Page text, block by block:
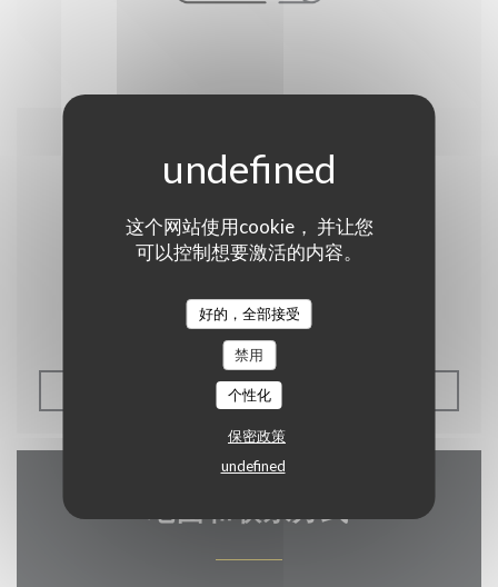
这个网站使用cookie， 并让您
可以控制想要激活的内容。
好的，全部接受
禁用
个性化
保密政策
undefined
2014/04/04
Les plats pays
tellement courant.
查看媒体文章
地图和联系方式